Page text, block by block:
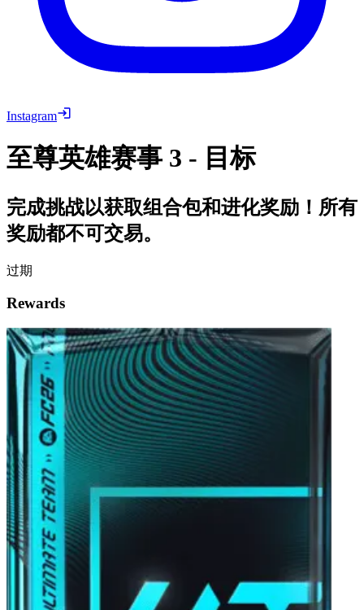
Instagram
至尊英雄赛事 3 - 目标
完成挑战以获取组合包和进化奖励！所有
奖励都不可交易。
过期
Rewards